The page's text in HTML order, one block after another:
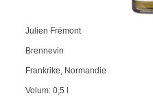
Julien Frémont
Brennevin
Frankrike, Normandie
Volum:0,5 l